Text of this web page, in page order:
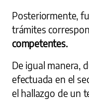
Posteriormente,
trámites
competentes.
De igual manera,
efectuada en el
el hallazgo de un